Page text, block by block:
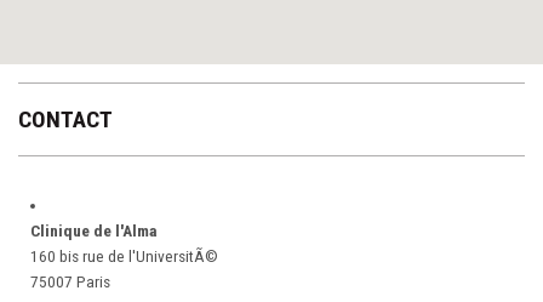
CONTACT
Clinique de l'Alma
160 bis rue de l'UniversitÃ©
75007 Paris